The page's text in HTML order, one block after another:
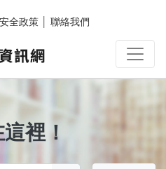
全政策 聯絡我們
裡！